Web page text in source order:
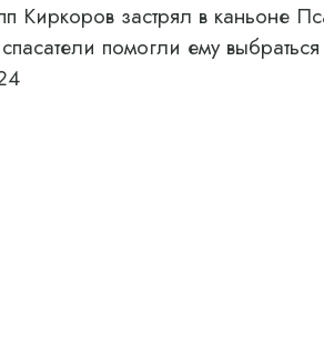
Киркоров застрял в каньоне
помогли ему